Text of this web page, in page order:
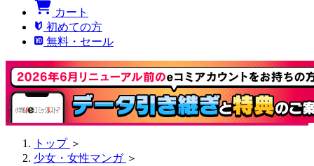
カート
初めての方
無料・セール
トップ ＞
少女・女性マンガ ＞